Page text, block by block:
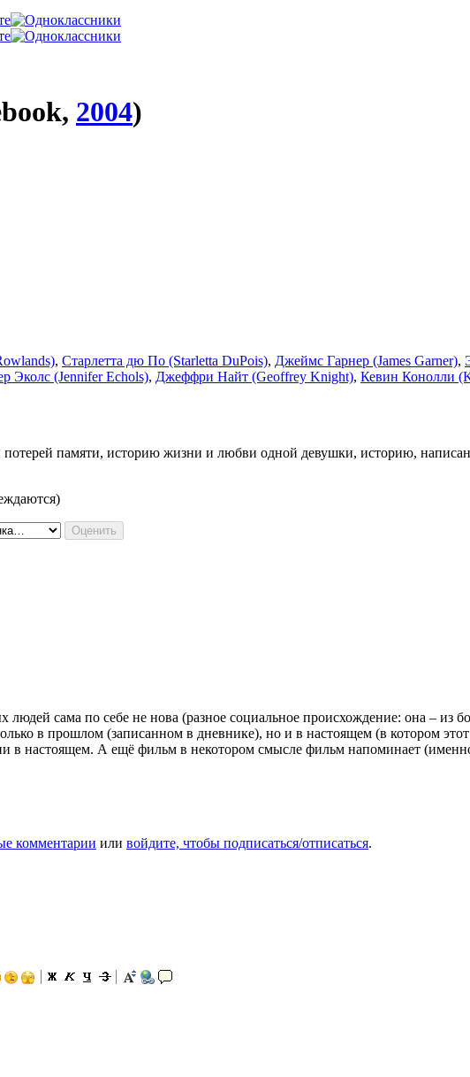
2004)
, Старлетта дю По (Starletta DuPois), Джеймс Гарнер (James Garner),
Эколс (Jennifer Echols), Джеффри Найт (Geoffrey Knight), Кевин Конолли
памяти, историю жизни и любви одной девушки, историю,
сама по себе не нова (разное социальное происхождение: она – из
в прошлом (записанном в дневнике), но и в настоящем (в котором
в настоящем. А ещё фильм в некотором смысле фильм напоминает
комментарии или войдите, чтобы подписаться/отписаться.